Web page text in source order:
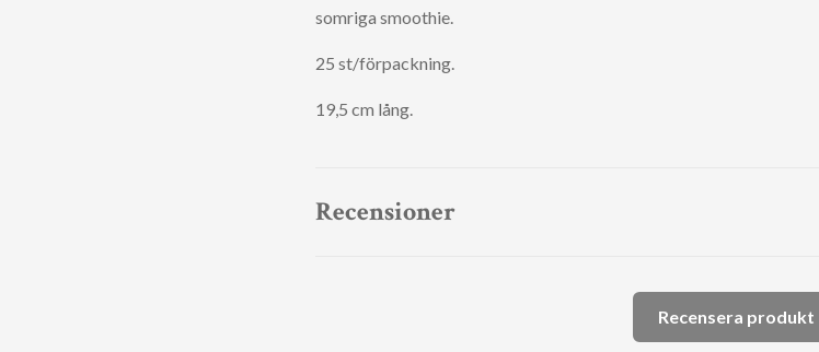
somriga smoothie.
25 st/förpackning.
19,5 cm lång.
Recensioner
Recensera produkt